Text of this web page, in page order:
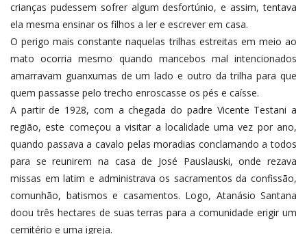
crianças pudessem sofrer algum desfortúnio, e assim, tentava
ela mesma ensinar os filhos a ler e escrever em casa.
O perigo mais constante naquelas trilhas estreitas em meio ao
mato ocorria mesmo quando mancebos mal intencionados
amarravam guanxumas de um lado e outro da trilha para que
quem passasse pelo trecho enroscasse os pés e caísse.
A partir de 1928, com a chegada do padre Vicente Testani a
região, este começou a visitar a localidade uma vez por ano,
quando passava a cavalo pelas moradias conclamando a todos
para se reunirem na casa de José Pauslauski, onde rezava
missas em latim e administrava os sacramentos da confissão,
comunhão, batismos e casamentos. Logo, Atanásio Santana
doou três hectares de suas terras para a comunidade erigir um
cemitério e uma igreja.